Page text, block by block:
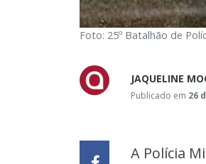
Foto: 25º Batalhão de
JAQUELINE
Publicado em 26
A Polícia